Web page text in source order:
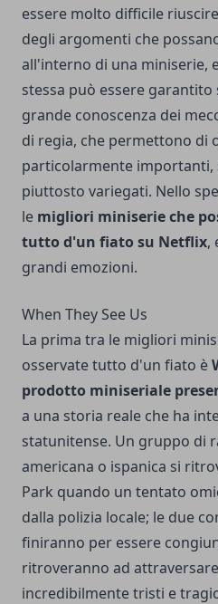
essere molto difficile
degli argomenti che
all'interno di una miniserie,
stessa può essere garantito
grande conoscenza dei
di regia, che permettono di
particolarmente importanti,
piuttosto variegati. Nello
le migliori miniserie che
tutto d'un fiato su Netflix,
grandi emozioni.
When They See Us
La prima tra le migliori
osservate tutto d'un fiato è
prodotto miniseriale
a una storia reale che ha
statunitense. Un gruppo di
americana o ispanica si
Park quando un tentato
dalla polizia locale; le due
finiranno per essere
ritroveranno ad
incredibilmente tristi e